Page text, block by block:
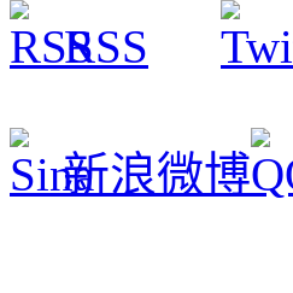
RSS
新浪微博